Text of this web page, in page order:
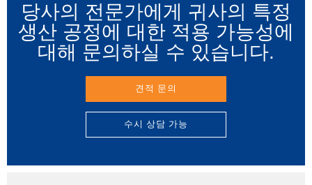
당사의 전문가에게 귀사의 특정
생산 공정에 대한 적용 가능성에
대해 문의하실 수 있습니다.
견적 문의
수시 상담 가능